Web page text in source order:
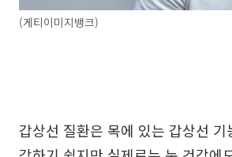
(게티이미지뱅크)
갑상선 질환은 목에 있는 갑상선 기